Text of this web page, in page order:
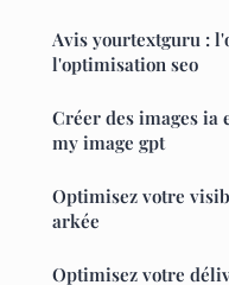
Avis yourtextguru :
l'optimisation seo
Créer des images ia
my image gpt
Optimisez votre
arkée
Optimisez votre